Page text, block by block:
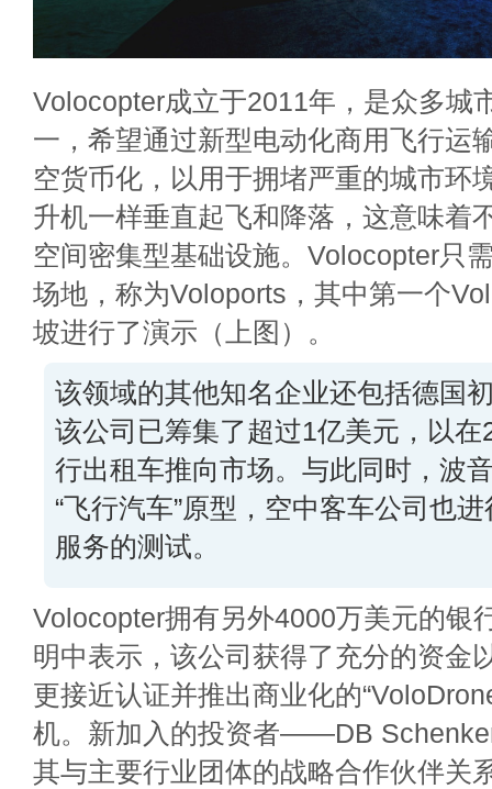
Volocopter成立于2011年，是众多城
一，希望通过新型电动化商用飞行运
空货币化，以用于拥堵严重的城市环
升机一样垂直起飞和降落，这意味着
空间密集型基础设施。Volocopter只
场地，称为Voloports，其中第一个
坡进行了演示（上图）。
该领域的其他知名企业还包括德国
该公司已筹集了超过1亿美元，以
行出租车推向市场。与此同时，波
“飞行汽车”原型，空中客车公司也
服务的测试。
Volocopter拥有另外4000万美元的银
明中表示，该公司获得了充分的资金
更接近认证并推出商业化的
机。新加入的投资者——DB
其与主要行业团体的战略合作伙伴关